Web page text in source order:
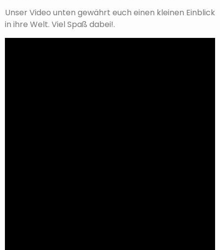
Unser Video unten gewährt euch einen kleinen Einblick
in ihre Welt. Viel Spaß dabei!.